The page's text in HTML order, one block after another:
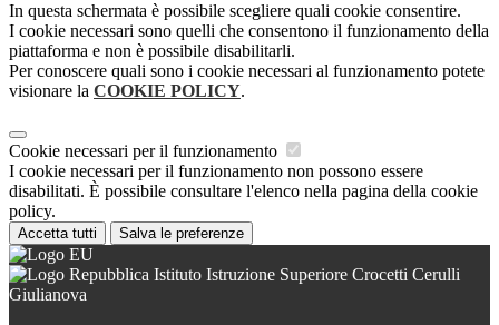
In questa schermata è possibile scegliere quali cookie consentire.
I cookie necessari sono quelli che consentono il funzionamento della
piattaforma e non è possibile disabilitarli.
Per conoscere quali sono i cookie necessari al funzionamento potete
visionare la COOKIE POLICY.
Cookie necessari per il funzionamento
I cookie necessari per il funzionamento non possono essere
disabilitati. È possibile consultare l'elenco nella pagina della cookie
policy.
Accetta tutti Salva le preferenze
Istituto Istruzione Superiore Crocetti Cerulli
Giulianova